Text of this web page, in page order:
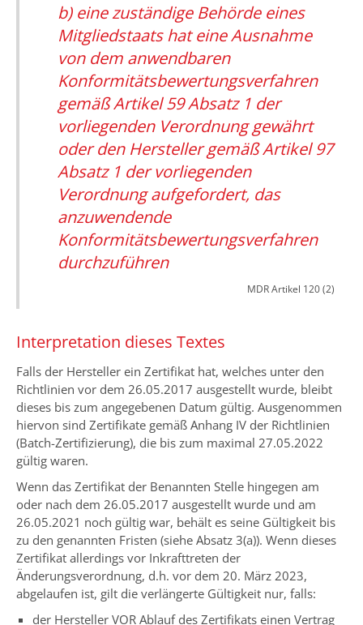
b) eine zuständige Behörde eines
Mitgliedstaats hat eine Ausnahme
von dem anwendbaren
Konformitätsbewertungsverfahren
gemäß Artikel 59 Absatz 1 der
vorliegenden Verordnung gewährt
oder den Hersteller gemäß Artikel 97
Absatz 1 der vorliegenden
Verordnung aufgefordert, das
anzuwendende
Konformitätsbewertungsverfahren
durchzuführen
MDR Artikel 120 (2)
Interpretation dieses Textes
Falls der Hersteller ein Zertifikat hat, welches unter den
Richtlinien vor dem 26.05.2017 ausgestellt wurde, bleibt
dieses bis zum angegebenen Datum gültig. Ausgenommen
hiervon sind Zertifikate gemäß Anhang IV der Richtlinien
(Batch-Zertifizierung), die bis zum maximal 27.05.2022
gültig waren.
Wenn das Zertifikat der Benannten Stelle hingegen am
oder nach dem 26.05.2017 ausgestellt wurde und am
26.05.2021 noch gültig war, behält es seine Gültigkeit bis
zu den genannten Fristen (siehe Absatz 3(a)). Wenn dieses
Zertifikat allerdings vor Inkrafttreten der
Änderungsverordnung, d.h. vor dem 20. März 2023,
abgelaufen ist, gilt die verlängerte Gültigkeit nur, falls:
der Hersteller VOR Ablauf des Zertifikats einen Vertrag